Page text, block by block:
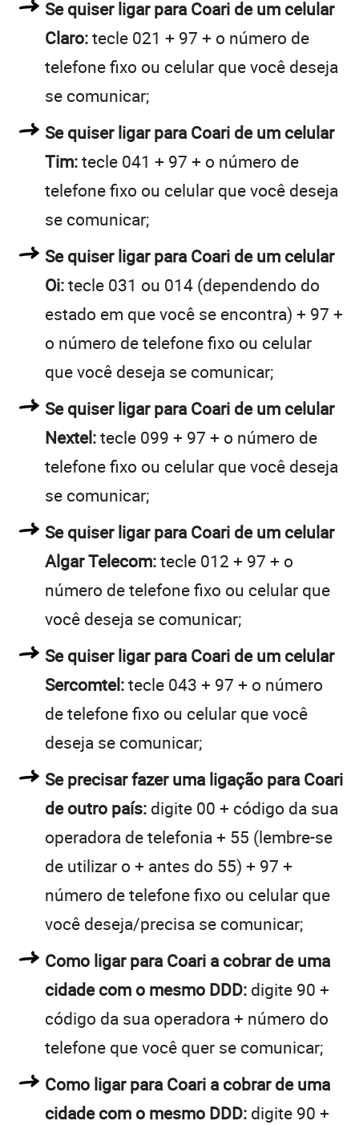
Se quiser ligar para Coari de um celular
Claro:tecle 021 + 97 + o número de
telefone fixo ou celular que você deseja
se comunicar;
Se quiser ligar para Coari de um celular
Tim:tecle 041 + 97 + o número de
telefone fixo ou celular que você deseja
se comunicar;
Se quiser ligar para Coari de um celular
Oi:tecle 031 ou 014 (dependendo do
estado em que você se encontra) + 97 +
o número de telefone fixo ou celular
que você deseja se comunicar;
Se quiser ligar para Coari de um celular
Nextel:tecle 099 + 97 + o número de
telefone fixo ou celular que você deseja
se comunicar;
Se quiser ligar para Coari de um celular
Algar Telecom:tecle 012 + 97 + o
número de telefone fixo ou celular que
você deseja se comunicar;
Se quiser ligar para Coari de um celular
Sercomtel:tecle 043 + 97 + o número
de telefone fixo ou celular que você
deseja se comunicar;
Se precisar fazer uma ligação para Coari
de outro país: digite 00 + código da sua
operadora de telefonia + 55 (lembre-se
de utilizar o + antes do 55) + 97 +
número de telefone fixo ou celular que
você deseja/precisa se comunicar;
Como ligar para Coari a cobrar de uma
cidade com o mesmo DDD: digite 90 +
código da sua operadora + número do
telefone que você quer se comunicar;
Como ligar para Coari a cobrar de uma
cidade com o mesmo DDD: digite 90 +